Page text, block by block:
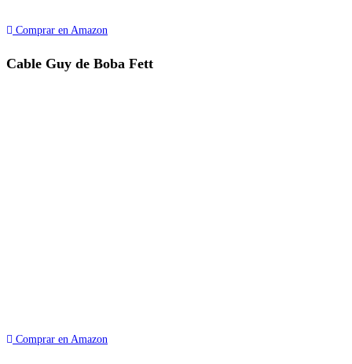
Comprar en Amazon
Cable Guy de Boba Fett
Comprar en Amazon